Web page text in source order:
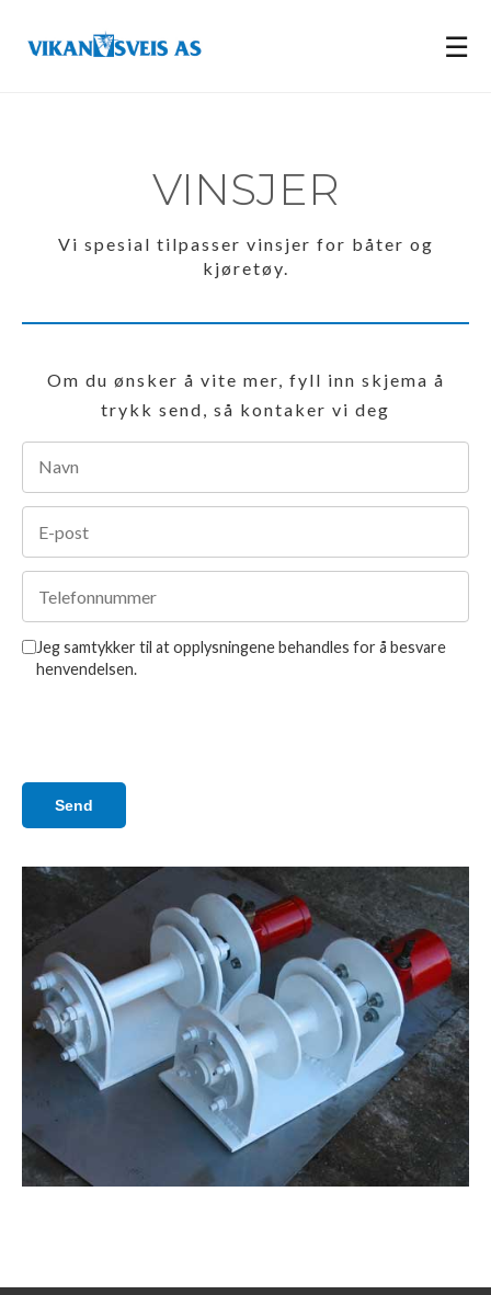
☰
VINSJER
Vi spesial tilpasser vinsjer for båter og
kjøretøy.
Om du ønsker å vite mer, fyll inn skjema å
trykk send, så kontaker vi deg
Jeg samtykker til at opplysningene behandles for å besvare
henvendelsen.
Send